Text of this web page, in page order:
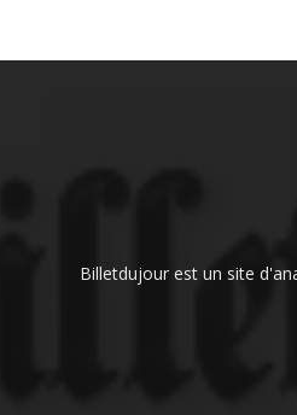
Billetdujour est un site